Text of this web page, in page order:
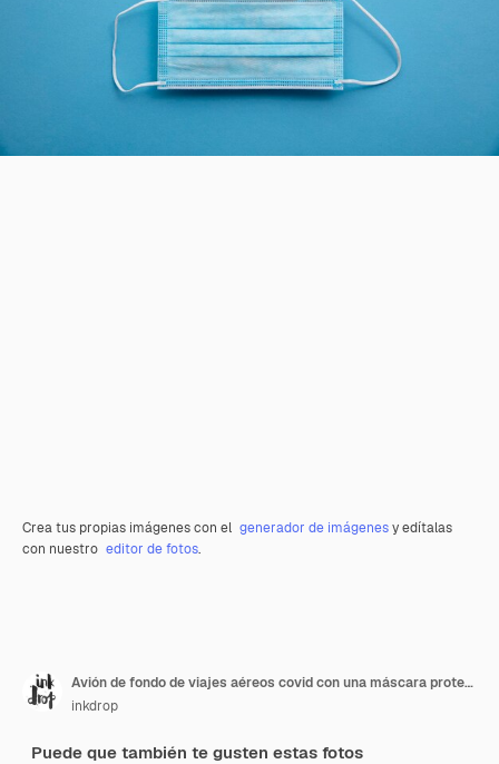
Crea tus propias imágenes con el generador de imágenesy edítalas
con nuestro editor de fotos.
Avión de fondo de viajes aéreos covid con una máscara protectora de coronavirus
inkdrop
Puede que también te gusten estas fotos